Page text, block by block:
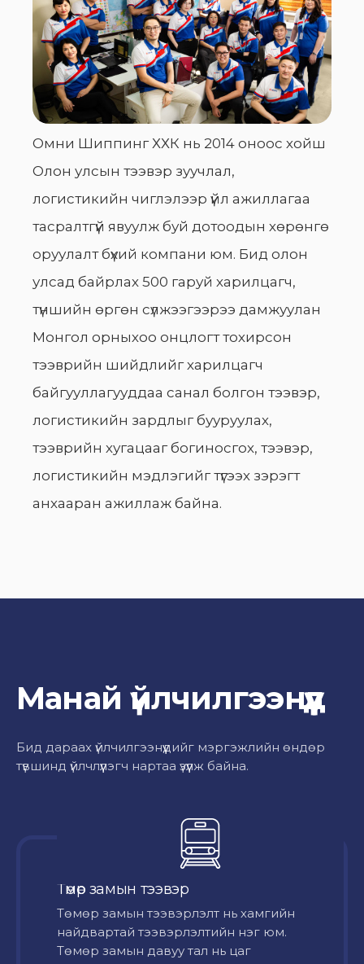
Омни Шиппинг ХХК нь 2014 оноос хойш
Олон улсын тээвэр зуучлал,
логистикийн чиглэлээр үйл ажиллагаа
тасралтгүй явуулж буй дотоодын хөрөнгө
оруулалт бүхий компани юм. Бид олон
улсад байрлах 500 гаруй харилцагч,
түншийн өргөн сүлжээгээрээ дамжуулан
Монгол орныхоо онцлогт тохирсон
тээврийн шийдлийг харилцагч
байгууллагууддаа санал болгон тээвэр,
логистикийн зардлыг бууруулах,
тээврийн хугацааг богиносгох, тээвэр,
логистикийн мэдлэгийг түгээх зэрэгт
анхааран ажиллаж байна.
Манай үйлчилгээнүүд
Бид дараах үйлчилгээнүүдийг мэргэжлийн өндөр
түвшинд үйлчлүүлэгч нартаа үзүүлж байна.
Төмөр замын тээвэр
Төмөр замын тээвэрлэлт нь хамгийн
найдвартай тээвэрлэлтийн нэг юм.
Төмөр замын давуу тал нь цаг